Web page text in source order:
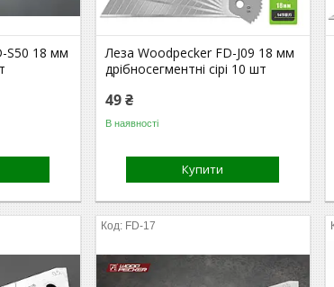
S50 18 мм
Леза Woodpecker FD-J09 18 мм
дрібносегментні сірі 10 шт
49 ₴
В наявності
Купити
FD-17